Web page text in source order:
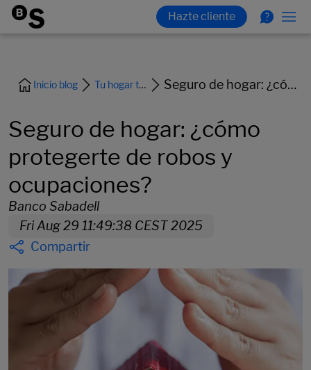
Inicio blog Tu hogar tu coche y tus seguros Seguro de hogar: ¿cómo protegerte de robos y ocupaciones?
Seguro de hogar: ¿cómo
protegerte de robos y
ocupaciones?
Banco Sabadell
Fri Aug 29 11:49:38 CEST 2025
Compartir